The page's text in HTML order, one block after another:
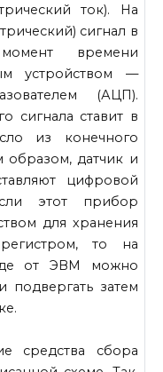
ток). На
сигнал в
времени
устройством —
(АЦП).
сигнала ставит в
из конечного
образом, датчик и
цифровой
этот прибор
для хранения
то на
от ЭВМ можно
затем
средства сбора